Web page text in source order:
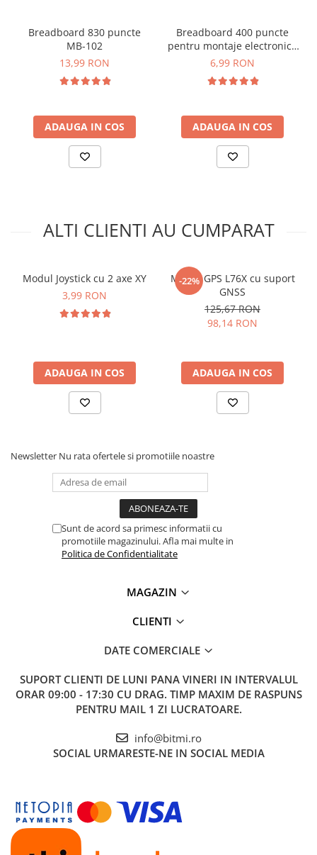
Idee de proiect:
In Atelierul Bitmi gasesti toate detaliile, click AICI
Ce contine cutia?
1x Modul buzzer activ
Breadboard 830 puncte
MB-102
13,99 RON
ADAUGA IN COS
Breadboard 400 puncte
pentru montaje electronice
rapide
6,99 RON
ADAUGA IN COS
ALTI CLIENTI AU CUMPARAT
Modul Joystick cu 2 axe XY
3,99 RON
ADAUGA IN COS
-22%
Modul GPS L76X cu suport
GNSS
125,67 RON
98,14 RON
ADAUGA IN COS
Newsletter Nu rata ofertele si promotiile noastre
Sunt de acord sa primesc informatii cu
promotiile magazinului. Afla mai multe in
Politica de Confidentialitate
MAGAZIN
CLIENTI
DATE COMERCIALE
SUPORT CLIENTI DE LUNI PANA VINERI IN INTERVALUL
ORAR 09:00 - 17:30 CU DRAG. TIMP MAXIM DE RASPUNS
PENTRU MAIL 1 ZI LUCRATOARE.
info@bitmi.ro
SOCIAL URMARESTE-NE IN SOCIAL MEDIA